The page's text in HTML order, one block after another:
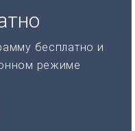
бесплатно и
режиме